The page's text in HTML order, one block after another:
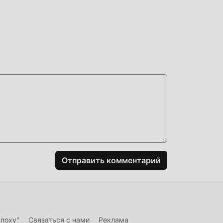
Отправить комментарий
Связаться с нами Реклама